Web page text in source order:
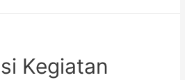
Kegiatan